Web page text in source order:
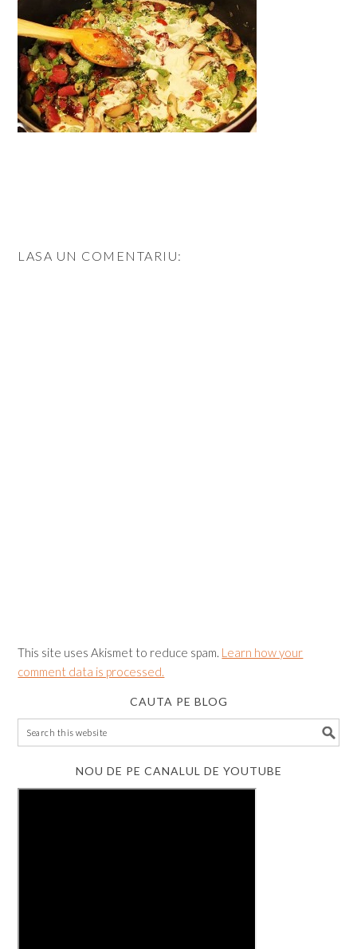
LASA UN COMENTARIU:
This site uses Akismet to reduce spam. Learn how your
comment data is processed.
CAUTA PE BLOG
NOU DE PE CANALUL DE YOUTUBE